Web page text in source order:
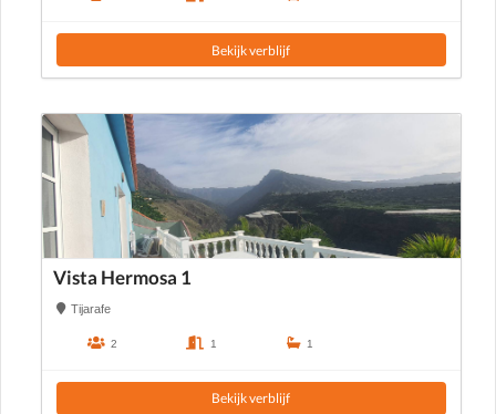
Bekijk verblijf
Vista Hermosa 1
Tijarafe
2 1 1
Bekijk verblijf